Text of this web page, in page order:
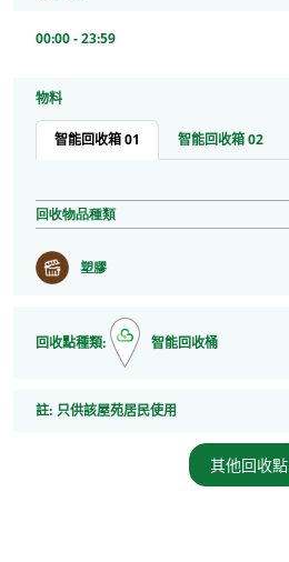
00:00 - 23:59
物料
智能回收箱 01 智能回收箱 02
回收物品種類
塑膠
回收點種類: 智能回收桶
註: 註
只供該屋苑居民使用
其他回收點